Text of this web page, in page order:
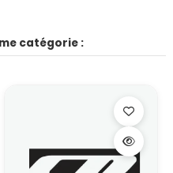
catégorie :